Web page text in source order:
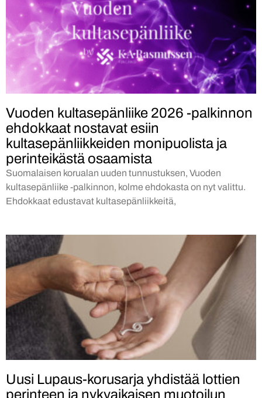
Vuoden kultasepänliike 2026 -palkinnon
ehdokkaat nostavat esiin
kultasepänliikkeiden monipuolista ja
perinteikästä osaamista
Suomalaisen korualan uuden tunnustuksen, Vuoden
kultasepänliike -palkinnon, kolme ehdokasta on nyt valittu.
Ehdokkaat edustavat kultasepänliikkeitä,
Uusi Lupaus-korusarja yhdistää lottien
perinteen ja nykyaikaisen muotoilun